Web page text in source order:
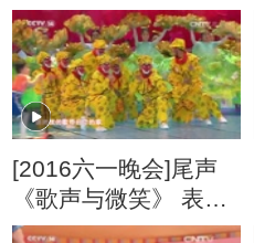
来信
[2016六一晚会]尾声
《歌声与微笑》 表
演：银河少儿电视艺